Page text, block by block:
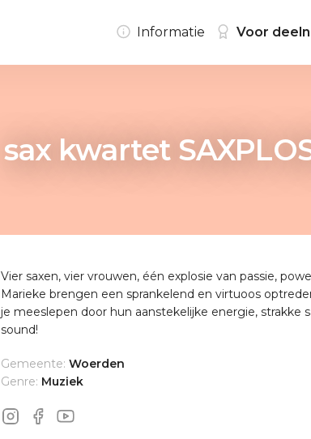
sax kwartet
Vier saxen, vier vrouwen, één explosie van passie,
Marieke brengen een sprankelend en virtuoos
je meeslepen door hun aanstekelijke energie, strakke
sound!
Gemeente: Woerden
Genre: Muziek
Informatie Voor